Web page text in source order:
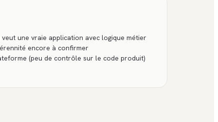
une vraie application avec logique métier
encore à confirmer
(peu de contrôle sur le code produit)